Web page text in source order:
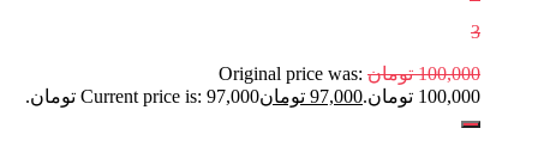
3
100,000 تومان Original price was:
100,000 تومان.
97,000 تومانCurrent price is: 97,000 تومان.